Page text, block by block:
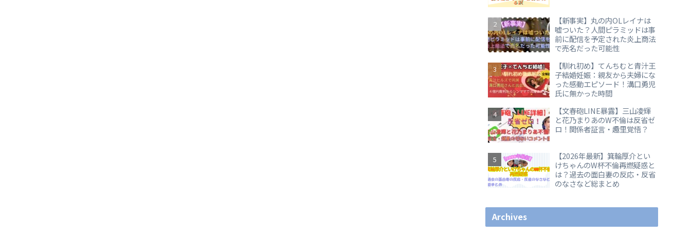
【新事実】丸の内OLレイナは
嘘ついた？人間ピラミッドは事
前に配信を予定された炎上商法
で売名だった可能性
【馴れ初め】てんちむと青汁王
子結婚妊娠：親友から夫婦にな
った感動エピソード！溝口勇児
氏に無かった時間
【文春砲LINE暴露】三山凌輝
と花乃まりあのW不倫は反省ゼ
ロ！関係者証言・趣里覚悟？
【2026年最新】箕輪厚介とい
けちゃんのW杯不倫再燃疑惑と
は？過去の面白妻の反応・反省
のなさなど総まとめ
Archives